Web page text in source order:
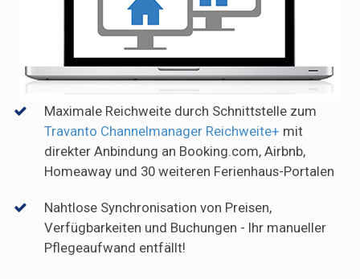
Maximale Reichweite durch Schnittstelle zum
Travanto Channelmanager Reichweite+ mit
direkter Anbindung an Booking.com, Airbnb,
Homeaway und 30 weiteren Ferienhaus-Portalen
Nahtlose Synchronisation von Preisen,
Verfügbarkeiten und Buchungen - Ihr manueller
Pflegeaufwand entfällt!